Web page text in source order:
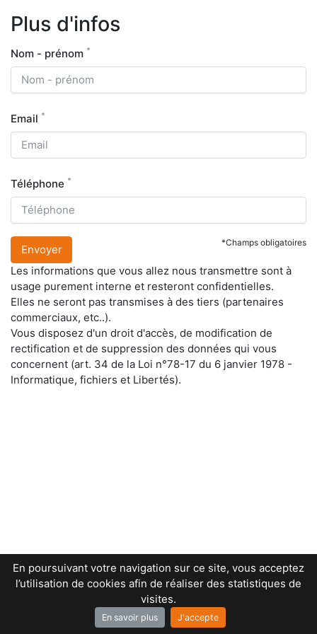
Plus d'infos
Nom - prénom *
Email *
Téléphone *
Envoyer
*Champs obligatoires
Les informations que vous allez nous transmettre sont à
usage purement interne et resteront confidentielles.
Elles ne seront pas transmises à des tiers (partenaires
commerciaux, etc..).
Vous disposez d'un droit d'accès, de modification de
rectification et de suppression des données qui vous
concernent (art. 34 de la Loi n°78-17 du 6 janvier 1978 -
Informatique, fichiers et Libertés).
En poursuivant votre navigation sur ce site, vous acceptez
l’utilisation de cookies afin de réaliser des statistiques de
visites.
En savoir plus J'accepte